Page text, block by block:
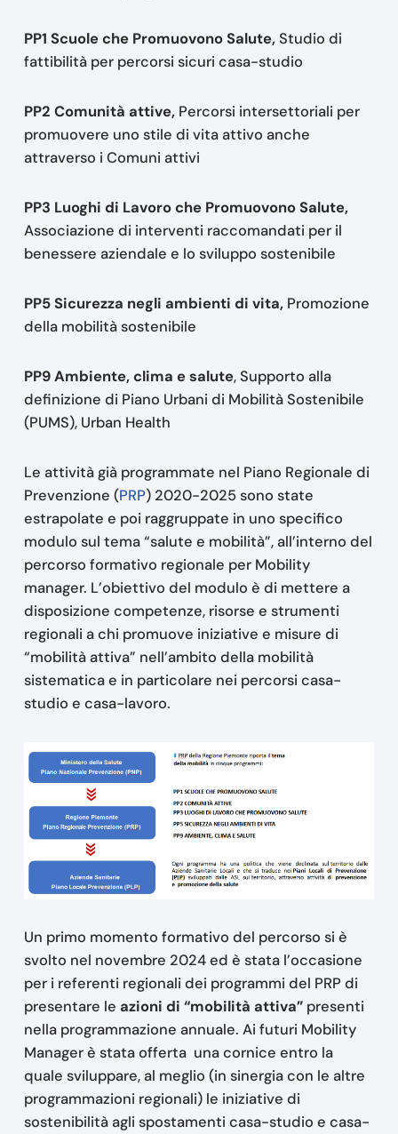
PP1 Scuole che Promuovono Salute,Studio di
fattibilità per percorsi sicuri casa-studio
PP2 Comunità attive, Percorsi intersettoriali per
promuovere uno stile di vita attivo anche
attraverso i Comuni attivi
PP3 Luoghi di Lavoro che Promuovono Salute,
Associazione di interventi raccomandati per il
benessere aziendale e lo sviluppo sostenibile
PP5 Sicurezza negli ambienti di vita, Promozione
della mobilità sostenibile
PP9 Ambiente, clima e salute, Supporto alla
definizione di Piano Urbani di Mobilità Sostenibile
(PUMS), Urban Health
Le attività già programmate nel Piano Regionale di
Prevenzione (PRP) 2020-2025 sono state
estrapolate e poi raggruppate in uno specifico
modulo sul tema “salute e mobilità”, all’interno del
percorso formativo regionale per Mobility
manager. L’obiettivo del modulo è di mettere a
disposizione competenze, risorse e strumenti
regionali a chi promuove iniziative e misure di
“mobilità attiva” nell’ambito della mobilità
sistematica e in particolare nei percorsi casa-
studio e casa-lavoro.
Un primo momento formativo del percorso si è
svolto nel novembre 2024 ed è stata l’occasione
per i referenti regionali dei programmi del PRP di
presentare le azioni di “mobilità attiva”presenti
nella programmazione annuale. Ai futuri Mobility
Manager è stata offerta una cornice entro la
quale sviluppare, al meglio (in sinergia con le altre
programmazioni regionali) le iniziative di
sostenibilità agli spostamenti casa-studio e casa-